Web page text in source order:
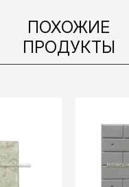
ПОХОЖИЕ
ПРОДУКТЫ